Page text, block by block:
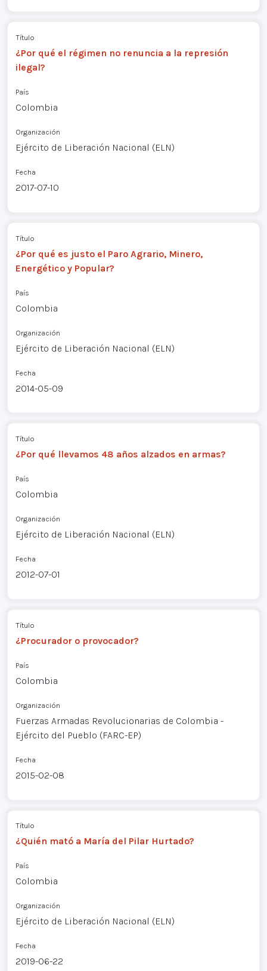
Título
¿Por qué el régimen no renuncia a la represión
ilegal?
País
Colombia
Organización
Ejército de Liberación Nacional (ELN)
Fecha
2017-07-10
Título
¿Por qué es justo el Paro Agrario, Minero,
Energético y Popular?
País
Colombia
Organización
Ejército de Liberación Nacional (ELN)
Fecha
2014-05-09
Título
¿Por qué llevamos 48 años alzados en armas?
País
Colombia
Organización
Ejército de Liberación Nacional (ELN)
Fecha
2012-07-01
Título
¿Procurador o provocador?
País
Colombia
Organización
Fuerzas Armadas Revolucionarias de Colombia -
Ejército del Pueblo (FARC-EP)
Fecha
2015-02-08
Título
¿Quién mató a María del Pilar Hurtado?
País
Colombia
Organización
Ejército de Liberación Nacional (ELN)
Fecha
2019-06-22